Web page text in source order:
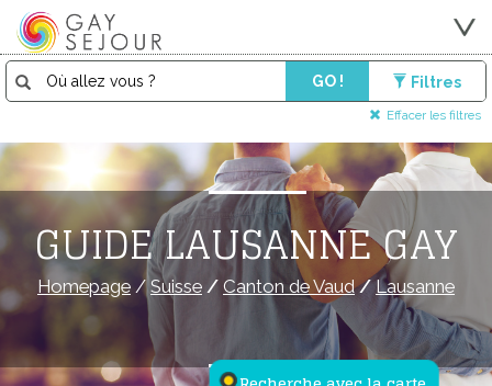
GO ! Filtres
Effacer les filtres
GUIDE LAUSANNE GAY
Homepage / Suisse / Canton de Vaud/Lausanne